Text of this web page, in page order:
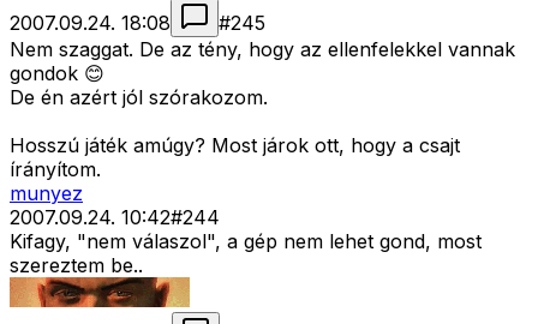
2007.09.24. 18:08
#245
Nem szaggat. De az tény, hogy az ellenfelekkel vannak
gondok 😊
De én azért jól szórakozom.
Hosszú játék amúgy? Most járok ott, hogy a csajt
írányítom.
munyez
2007.09.24. 10:42#244
Kifagy, "nem válaszol", a gép nem lehet gond, most
szereztem be..